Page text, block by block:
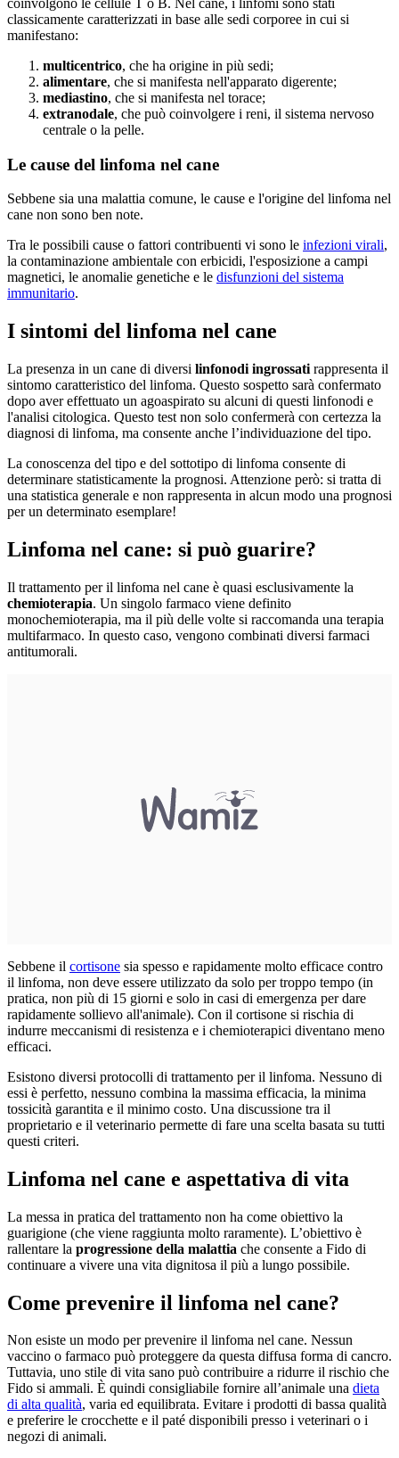
classicamente caratterizzati in base alle sedi corporee in cui si
manifestano:
multicentrico, che ha origine in più sedi;
alimentare, che si manifesta nell'apparato digerente;
mediastino, che si manifesta nel torace;
extranodale, che può coinvolgere i reni, il sistema nervoso
centrale o la pelle.
Le cause del linfoma nel cane
Sebbene sia una malattia comune, le cause e l'origine del linfoma nel
cane non sono ben note.
Tra le possibili cause o fattori contribuenti vi sono le infezioni virali,
la contaminazione ambientale con erbicidi, l'esposizione a campi
magnetici, le anomalie genetiche e le disfunzioni del sistema
immunitario.
I sintomi del linfoma nel cane
La presenza in un cane di diversi linfonodi ingrossati rappresenta il
sintomo caratteristico del linfoma. Questo sospetto sarà confermato
dopo aver effettuato un agoaspirato su alcuni di questi linfonodi e
l'analisi citologica. Questo test non solo confermerà con certezza la
diagnosi di linfoma, ma consente anche l’individuazione del tipo.
La conoscenza del tipo e del sottotipo di linfoma consente di
determinare statisticamente la prognosi. Attenzione però: si tratta di
una statistica generale e non rappresenta in alcun modo una prognosi
per un determinato esemplare!
Linfoma nel cane: si può guarire?
Il trattamento per il linfoma nel cane è quasi esclusivamente la
chemioterapia. Un singolo farmaco viene definito
monochemioterapia, ma il più delle volte si raccomanda una terapia
multifarmaco. In questo caso, vengono combinati diversi farmaci
antitumorali.
Sebbene il cortisone sia spesso e rapidamente molto efficace contro
il linfoma, non deve essere utilizzato da solo per troppo tempo (in
pratica, non più di 15 giorni e solo in casi di emergenza per dare
rapidamente sollievo all'animale). Con il cortisone si rischia di
indurre meccanismi di resistenza e i chemioterapici diventano meno
efficaci.
Esistono diversi protocolli di trattamento per il linfoma. Nessuno di
essi è perfetto, nessuno combina la massima efficacia, la minima
tossicità garantita e il minimo costo. Una discussione tra il
proprietario e il veterinario permette di fare una scelta basata su tutti
questi criteri.
Linfoma nel cane e aspettativa di vita
La messa in pratica del trattamento non ha come obiettivo la
guarigione (che viene raggiunta molto raramente). L’obiettivo è
rallentare la progressione della malattia che consente a Fido di
continuare a vivere una vita dignitosa il più a lungo possibile.
Come prevenire il linfoma nel cane?
Non esiste un modo per prevenire il linfoma nel cane. Nessun
vaccino o farmaco può proteggere da questa diffusa forma di cancro.
Tuttavia, uno stile di vita sano può contribuire a ridurre il rischio che
Fido si ammali. È quindi consigliabile fornire all’animale una dieta
di alta qualità, varia ed equilibrata. Evitare i prodotti di bassa qualità
e preferire le crocchette e il paté disponibili presso i veterinari o i
negozi di animali.